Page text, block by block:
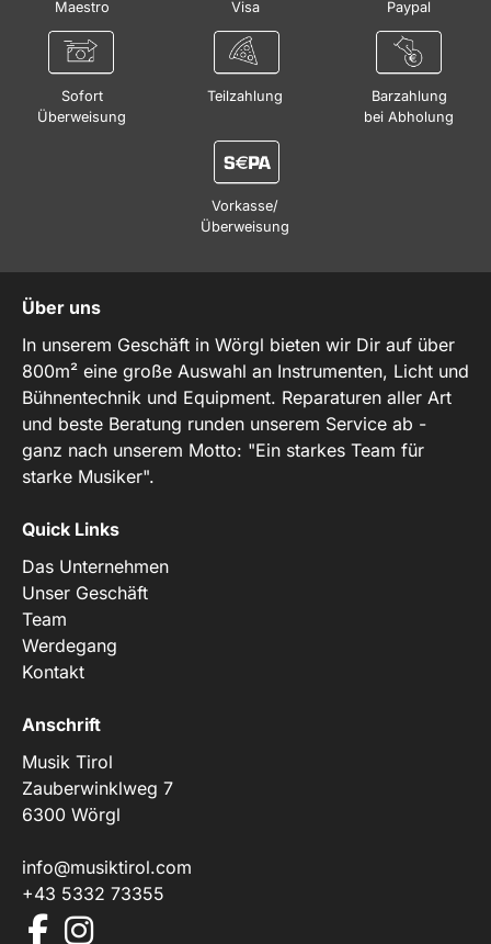
Maestro Visa Paypal
Sofort
Überweisung
Teilzahlung
Barzahlung
bei Abholung
Vorkasse/
Überweisung
Über uns
In unserem Geschäft in Wörgl bieten wir Dir auf über
800m² eine große Auswahl an Instrumenten, Licht und
Bühnentechnik und Equipment. Reparaturen aller Art
und beste Beratung runden unserem Service ab -
ganz nach unserem Motto: "Ein starkes Team für
starke Musiker".
Quick Links
Das Unternehmen
Unser Geschäft
Team
Werdegang
Kontakt
Anschrift
Musik Tirol
Zauberwinklweg 7
6300 Wörgl
info@musiktirol.com
+43 5332 73355